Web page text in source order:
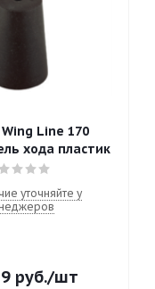
Wing Line 170
хода пластик
уточняйте у
руб./шт